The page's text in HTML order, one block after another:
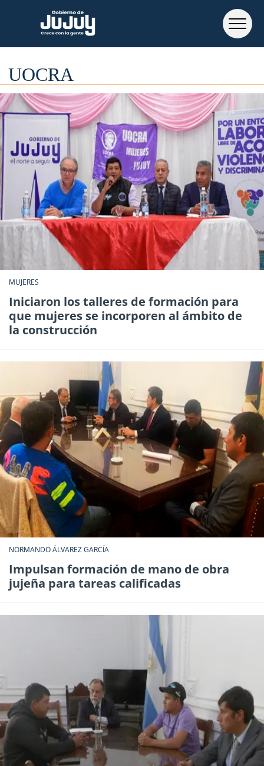
UOCRA
MUJERES
Iniciaron los talleres de formación para
que mujeres se incorporen al ámbito de
la construcción
NORMANDO ÁLVAREZ GARCÍA
Impulsan formación de mano de obra
jujeña para tareas calificadas